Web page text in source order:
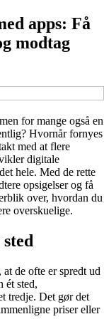
apps: Få
modtag
for mange også en
Hvornår fornyes
med at flere
digitale
hele. Med de rette
opsigelser og få
over, hvordan du
overskuelige.
de ofte er spredt ud
ét sted,
tredje. Det gør det
priser eller